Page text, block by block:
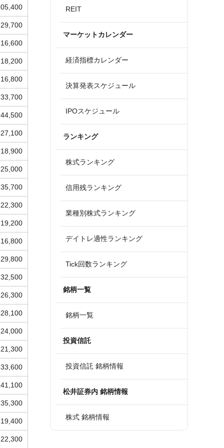
29,700
16,600
18,200
16,800
33,700
44,500
27,100
18,900
25,000
35,700
22,300
19,200
16,800
29,800
32,500
26,300
28,100
24,000
21,300
33,600
41,100
35,300
19,400
22,300
REIT
マーケットカレンダー
経済指標カレンダー
決算発表スケジュール
IPOスケジュール
ランキング
株式ランキング
信用残ランキング
業種別株式ランキング
デイトレ適性ランキング
Tick回数ランキング
銘柄一覧
銘柄一覧
投資信託
投資信託 銘柄情報
松井証券内 銘柄情報
株式 銘柄情報